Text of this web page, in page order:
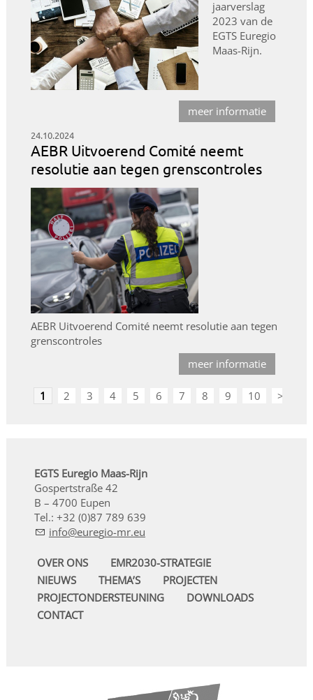
jaarverslag
2023 van de
EGTS Euregio
Maas-Rijn.
meer informatie
24.10.2024
AEBR Uitvoerend Comité neemt
resolutie aan tegen grenscontroles
AEBR Uitvoerend Comité neemt resolutie aan tegen
grenscontroles
meer informatie
1 2 3 4 5 6 7 8 9 10 >
EGTS Euregio Maas-Rijn
Gospertstraße 42
B – 4700 Eupen
Tel.: +32 (0)87 789 639
nf
r g -mr
OVER ONS
EMR2030-STRATEGIE
NIEUWS
THEMA’S
PROJECTEN
PROJECTONDERSTEUNING
DOWNLOADS
CONTACT